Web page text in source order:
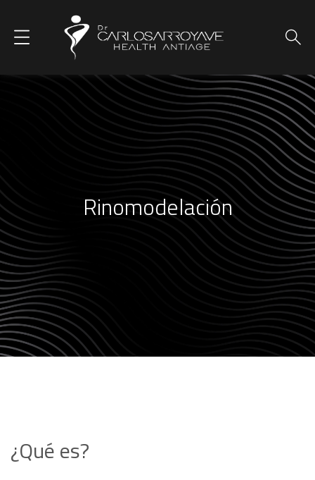
Rinomodelación
¿Qué es?